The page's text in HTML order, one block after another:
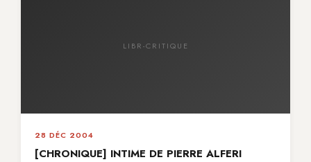
LIBR-CRITIQUE
28 DÉC 2004
[CHRONIQUE] INTIME DE PIERRE ALFERI